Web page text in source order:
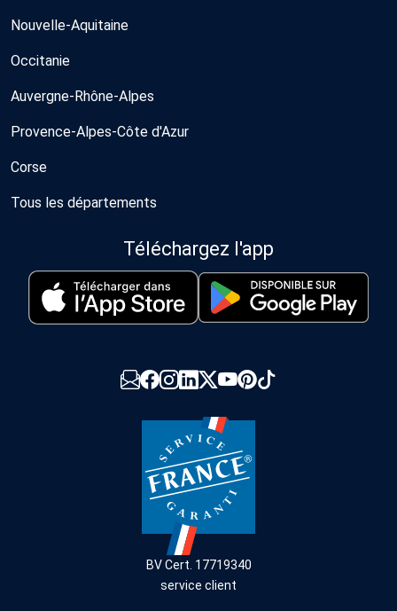
Nouvelle-Aquitaine
Occitanie
Auvergne-Rhône-Alpes
Provence-Alpes-Côte d'Azur
Corse
Tous les départements
Téléchargez l'app
BV Cert. 17719340
service client